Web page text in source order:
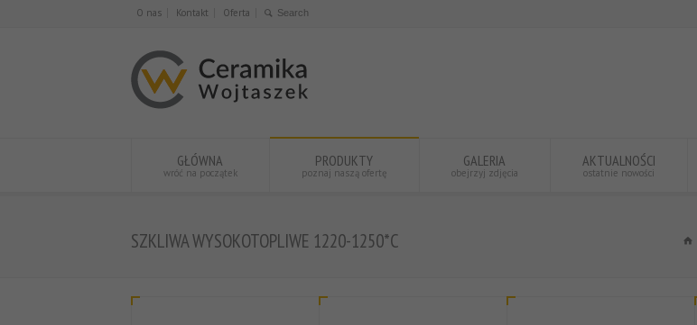
O nas Kontakt Oferta
GŁÓWNA
wróć na początek
PRODUKTY
poznaj naszą ofertę
GALERIA
obejrzyj zdjęcia
AKTUALNOŚCI
ostatnie nowości
SZKLIWA WYSOKOTOPLIWE 1220-1250*C